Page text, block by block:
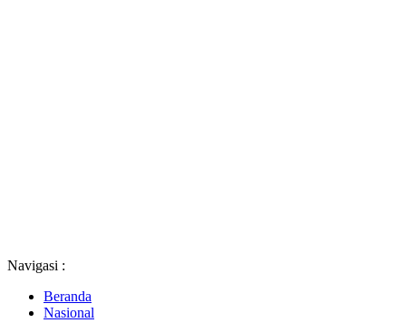
Navigasi :
Beranda
Nasional